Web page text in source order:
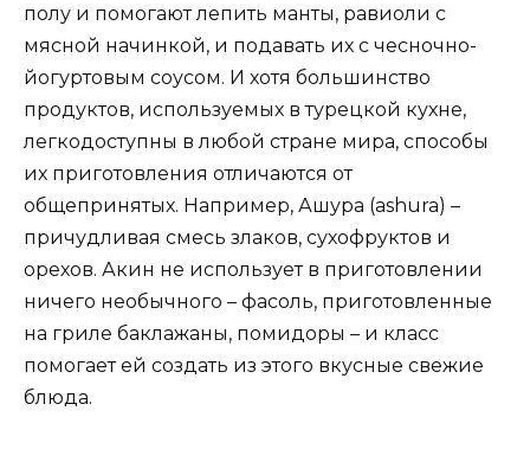
полу и помогают лепить манты, равиоли с
мясной начинкой, и подавать их с чесночно-
йогуртовым соусом. И хотя большинство
продуктов, используемых в турецкой кухне,
легкодоступны в любой стране мира, способы
их приготовления отличаются от
общепринятых. Например, Ашура (ashura) –
причудливая смесь злаков, сухофруктов и
орехов. Акин не использует в приготовлении
ничего необычного – фасоль, приготовленные
на гриле баклажаны, помидоры – и класс
помогает ей создать из этого вкусные свежие
блюда.